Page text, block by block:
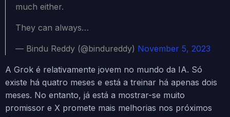
much either.
They can always…
— Bindu Reddy (@bindureddy) November 5, 2023
A Grok é relativamente jovem no mundo da IA. Só
existe há quatro meses e está a treinar há apenas dois
meses. No entanto, já está a mostrar-se muito
promissor e X promete mais melhorias nos próximos